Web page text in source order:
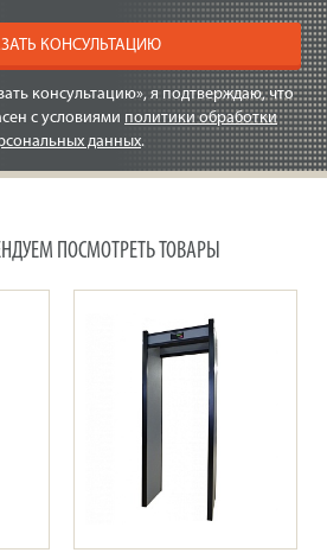
КОНСУЛЬТАЦИЮ
консультацию», я подтверждаю, что
с условиями политики обработки
данных.
ПОСМОТРЕТЬ ТОВАРЫ